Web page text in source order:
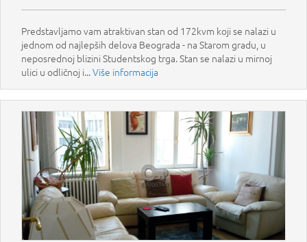
Predstavljamo vam atraktivan stan od 172kvm koji se nalazi u
jednom od najlepših delova Beograda - na Starom gradu, u
neposrednoj blizini Studentskog trga. Stan se nalazi u mirnoj
ulici u odličnoj i...Više informacija